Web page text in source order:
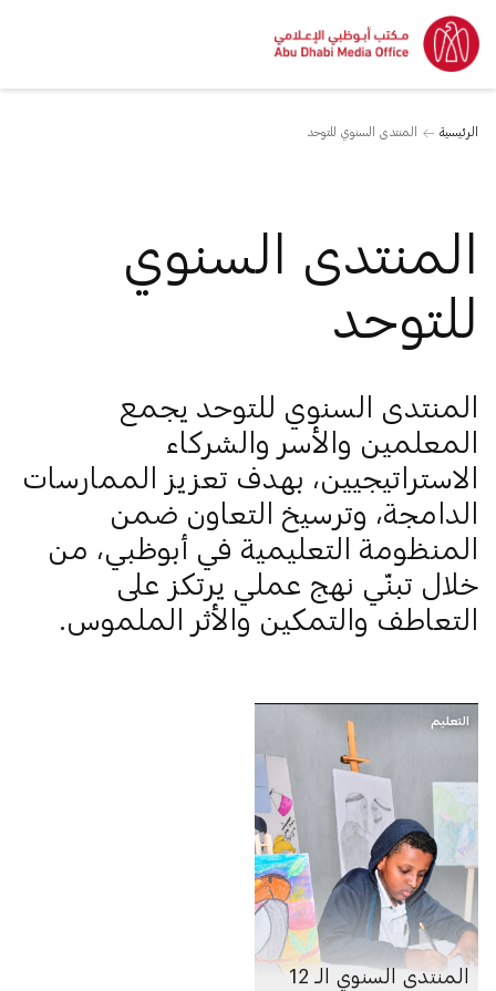
الرئيسية المنتدى السنوي للتوحد
المنتدى السنوي
للتوحد
المنتدى السنوي للتوحد يجمع
المعلمين والأسر والشركاء
الاستراتيجيين، بهدف تعزيز الممارسات
الدامجة، وترسيخ التعاون ضمن
المنظومة التعليمية في أبوظبي، من
خلال تبنّي نهج عملي يرتكز على
التعاطف والتمكين والأثر الملموس.
التعليم
المنتدى السنوي الـ 12